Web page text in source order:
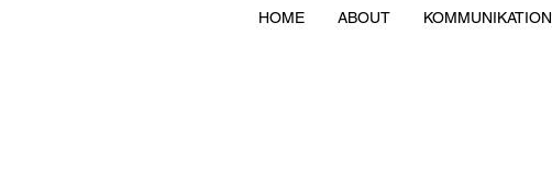
HOME ABOUT KOMMUNIKATION